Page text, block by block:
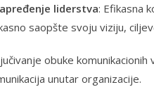
liderstva: Efikasna
saopšte svoju viziju,
obuke
unutar organizacije.